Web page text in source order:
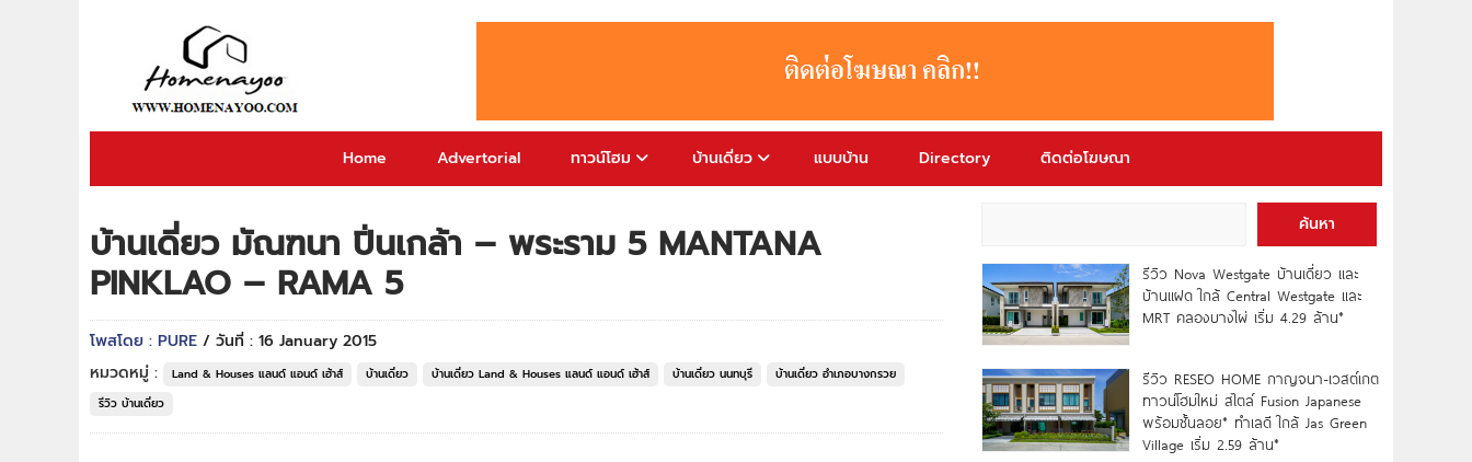
Home Advertorial ทาวน์โฮม บ้านเดี่ยว แบบบ้าน Directory ติดต่อโฆษณา
บ้านเดี่ยว มัณฑนา ปิ่นเกล้า – พระราม 5 MANTANA
PINKLAO – RAMA 5
โพสโดย : PURE / วันที่ : 16 January 2015
หมวดหมู่ :
Land & Houses แลนด์ แอนด์ เฮ้าส์ บ้านเดี่ยว บ้านเดี่ยว Land & Houses แลนด์ แอนด์ เฮ้าส์ บ้านเดี่ยว นนทบุรี
บ้านเดี่ยว อำเภอบางกรวย
รีวิว บ้านเดี่ยว
ค้นหา
รีวิว Nova Westgate บ้านเดี่ยว และ
บ้านแฝด ใกล้ Central Westgate และ
MRT คลองบางไผ่ เริ่ม 4.29 ล้าน*
รีวิว RESEO HOME กาญจนา-เวสต์เกต
ทาวน์โฮมใหม่ สไตล์ Fusion Japanese
พร้อมชั้นลอย* ทำเลดี ใกล้ Jas Green
Village เริ่ม 2.59 ล้าน*